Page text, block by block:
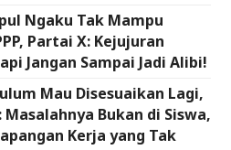
Ngaku Tak Mampu
Partai X: Kejujuran
Jangan Sampai Jadi Alibi!
Mau Disesuaikan Lagi,
Masalahnya Bukan di Siswa,
Kerja yang Tak